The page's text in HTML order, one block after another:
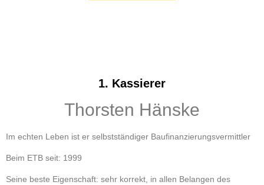
1. Kassierer
Thorsten Hänske
Im echten Leben ist er selbstständiger Baufinanzierungsvermittler
Beim ETB seit: 1999
Seine beste Eigenschaft: sehr korrekt, in allen Belangen des